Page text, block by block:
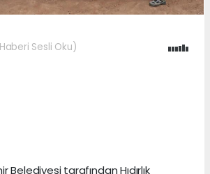
Sesli Oku)
Belediyesi tarafından Hıdırlık